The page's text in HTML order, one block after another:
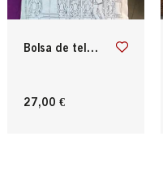
bolsa de tela donostiarra
27,00 €